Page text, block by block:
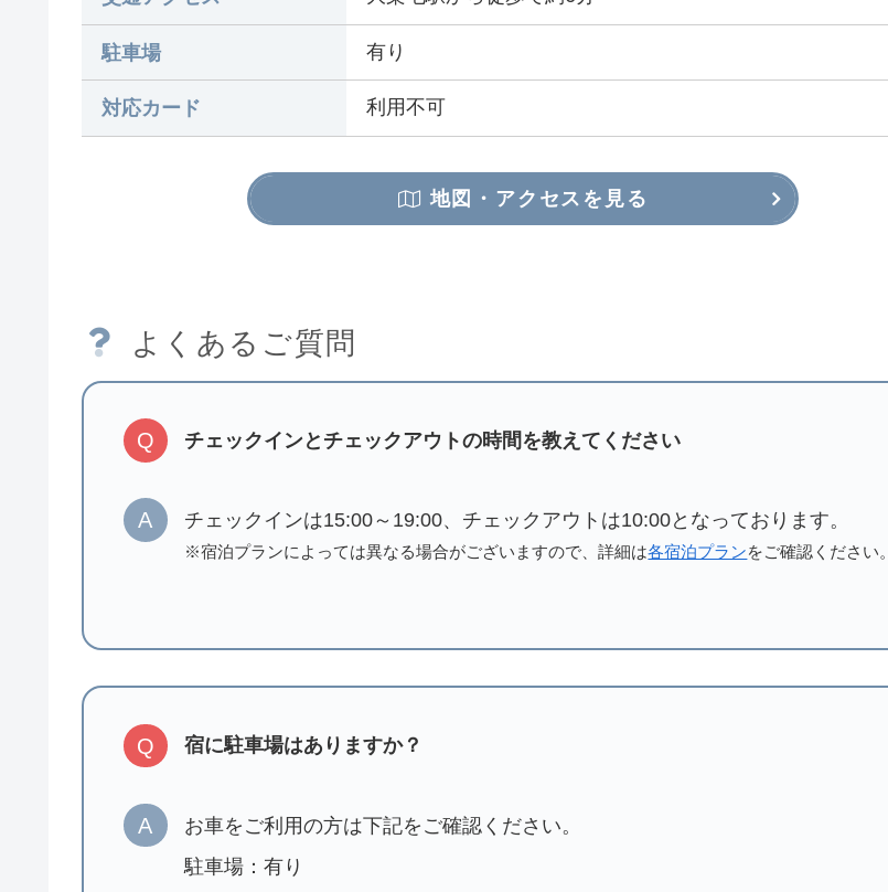
駐車場 有り
対応カード 利用不可
地図・アクセスを見る
よくあるご質問
Q チェックインとチェックアウトの時間を教えてください
A チェックインは15:00～19:00、チェックアウトは10:00となっております。
※宿泊プランによっては異なる場合がございますので、詳細は各宿泊プランをご確認ください。
Q 宿に駐車場はありますか？
A
お車をご利用の方は下記をご確認ください。
駐車場：有り